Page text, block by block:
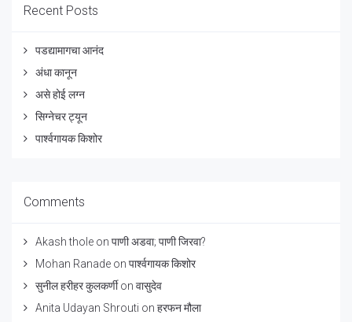
Recent Posts
पडद्यामागचा आनंद
अंधा कानून
असे होई लग्न
सिग्नेचर ट्यून
पार्श्वगायक किशोर
Comments
Akash thole on पाणी अडवा; पाणी जिरवा?
Mohan Ranade on पार्श्वगायक किशोर
सुनील हरीहर कुलकर्णीon वासुदेव
Anita Udayan Shrouti on हरफन मौला